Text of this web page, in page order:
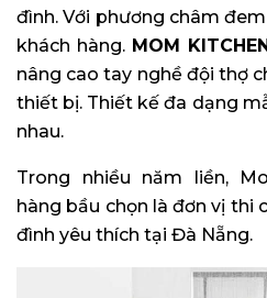
đình. Với phương châm
khách hàng. MOM
nâng cao tay nghề đội thợ
thiết bị. Thiết kế đa dạng
nhau.
Trong nhiều năm liền,
hàng bầu chọn là đơn vị thi
đình yêu thích tại Đà Nẵng.